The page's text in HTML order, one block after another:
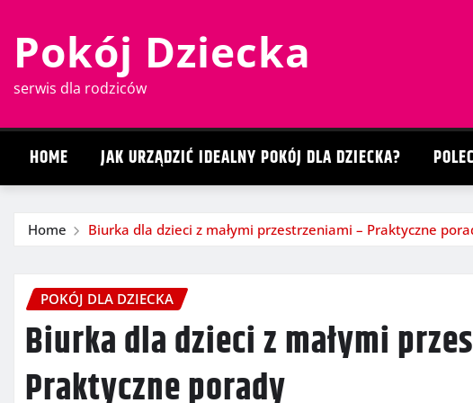
content
Pokój Dziecka
serwis dla rodziców
HOME JAK URZĄDZIĆ IDEALNY POKÓJ DLA DZIECKA?
Home Biurka dla dzieci z małymi przestrzeniami – Praktyczne
POKÓJ DLA DZIECKA
Biurka dla dzieci z małymi
Praktyczne porady